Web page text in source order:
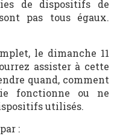
de dispositifs de
pas tous égaux.
le dimanche 11
assister à cette
quand, comment
fonctionne ou ne
utilisés.
: